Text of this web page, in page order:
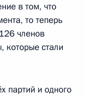
в том, что
то теперь
членов
которые стали
партий и одного